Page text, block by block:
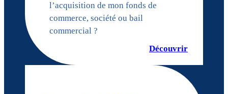
l’acquisition de mon fonds de
commerce, société ou bail
commercial ?
Découvrir